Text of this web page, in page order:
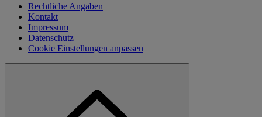
Rechtliche Angaben
Kontakt
Impressum
Datenschutz
Cookie Einstellungen anpassen